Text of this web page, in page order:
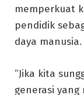
memperkuat
pendidik
daya manusia.
“Jika kita
generasi yang